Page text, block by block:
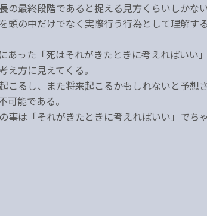
の最終段階であると捉える見方くらいしかな
頭の中だけでなく実際行う行為として理解す
あった「死はそれがきたときに考えればいい
え方に見えてくる。
こるし、また将来起こるかもしれないと予想
可能である。
事は「それがきたときに考えればいい」でち